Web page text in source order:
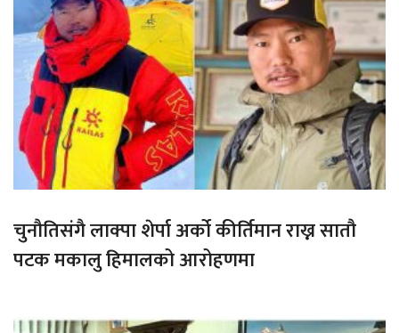
चुनौतिसंगै लाक्पा शेर्पा अर्को कीर्तिमान राख्न सातौ
पटक मकालु हिमालको आरोहणमा